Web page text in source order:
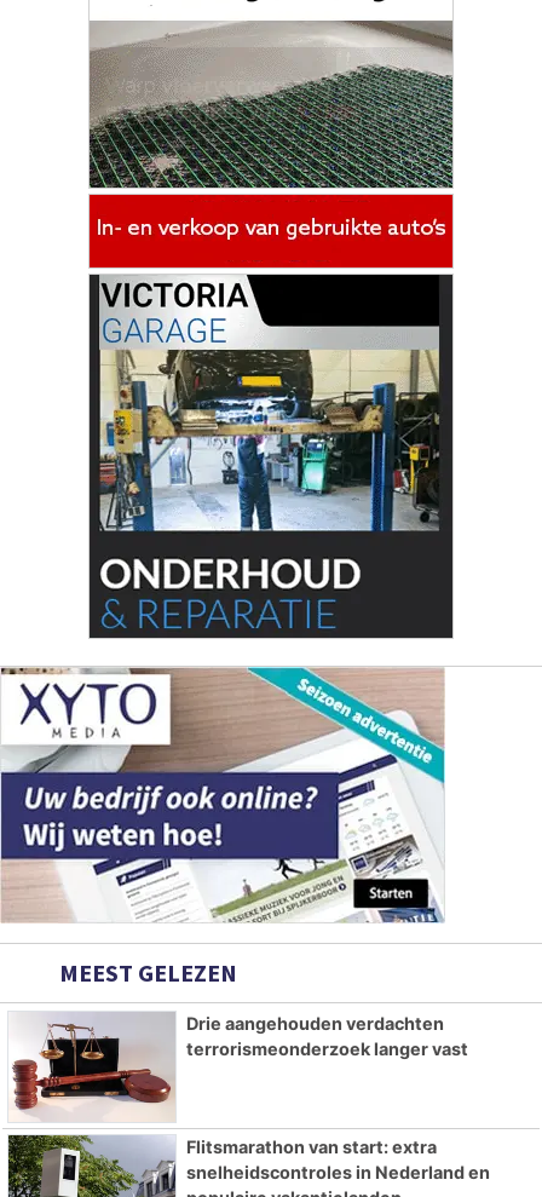
MEEST GELEZEN
Drie aangehouden verdachten
terrorismeonderzoek langer vast
Flitsmarathon van start: extra
snelheidscontroles in Nederland en